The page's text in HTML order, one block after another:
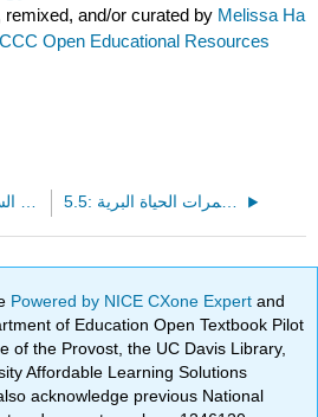
and/or curated by Melissa Ha
Open Educational Resources
5.3: النمو السكاني والتنظيم 5.5: الغوص في البيانات - ممرات الحياة البرية
Powered by NICE CXone Expertand
of Education Open Textbook Pilot
of the Provost, the UC Davis Library,
Affordable Learning Solutions
acknowledge previous National